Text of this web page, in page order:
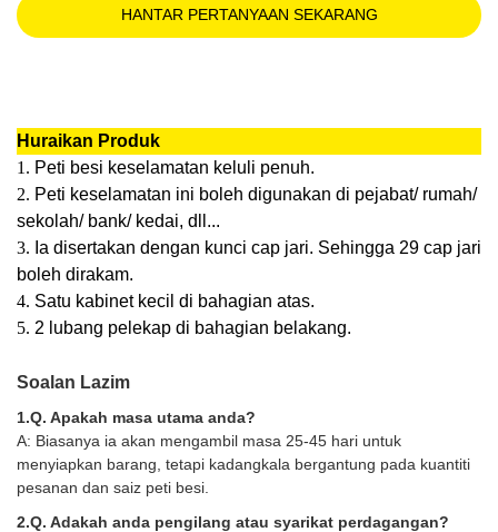
HANTAR PERTANYAAN SEKARANG
Huraikan Produk
1. Peti besi keselamatan keluli penuh.
2. Peti keselamatan ini boleh digunakan di pejabat/ rumah/
sekolah/ bank/ kedai, dll...
3. Ia disertakan dengan kunci cap jari. Sehingga 29 cap jari
boleh dirakam.
4. Satu kabinet kecil di bahagian atas.
5. 2 lubang pelekap di bahagian belakang.
Soalan Lazim
1.Q. Apakah masa utama anda?
A: Biasanya ia akan mengambil masa 25-45 hari untuk
menyiapkan barang, tetapi kadangkala bergantung pada kuantiti
pesanan dan saiz peti besi.
2.Q. Adakah anda pengilang atau syarikat perdagangan?